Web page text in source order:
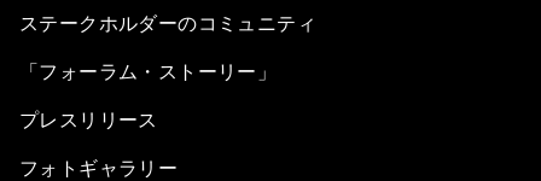
ステークホルダーのコミュニティ
「フォーラム・ストーリー」
プレスリリース
フォトギャラリー